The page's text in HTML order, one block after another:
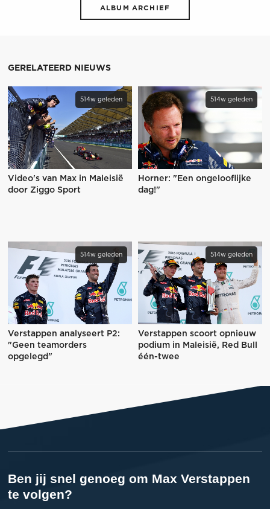
ALBUM ARCHIEF
GERELATEERD NIEUWS
514w geleden
Video's van Max in Maleisië
door Ziggo Sport
514w geleden
Horner: "Een ongelooflijke
dag!"
514w geleden
Verstappen analyseert P2:
"Geen teamorders
opgelegd"
514w geleden
Verstappen scoort opnieuw
podium in Maleisië, Red Bull
één-twee
Ben jij snel genoeg om Max Verstappen
te volgen?